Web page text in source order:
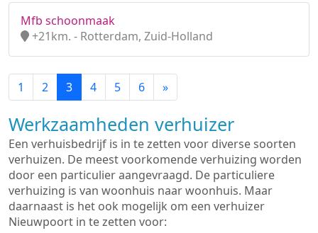
Mfb schoonmaak
+21km. - Rotterdam, Zuid-Holland
1 2 3 4 5 6 »
Werkzaamheden verhuizer
Een verhuisbedrijf is in te zetten voor diverse soorten
verhuizen. De meest voorkomende verhuizing worden
door een particulier aangevraagd. De particuliere
verhuizing is van woonhuis naar woonhuis. Maar
daarnaast is het ook mogelijk om een verhuizer
Nieuwpoort in te zetten voor: